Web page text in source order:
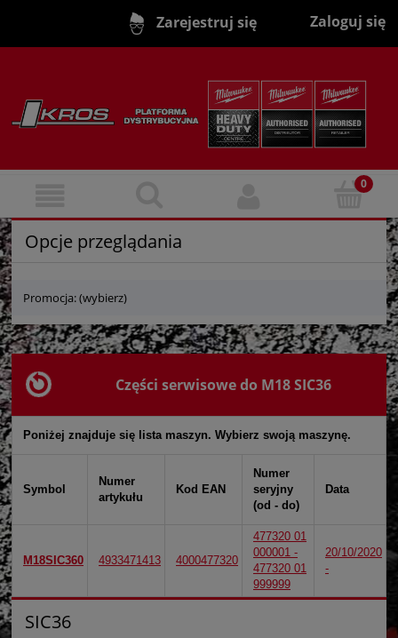
Zarejestruj się Zaloguj się
Opcje przeglądania
Promocja: (wybierz)
Części serwisowe do M18 SIC36
Poniżej znajduje się lista maszyn. Wybierz swoją maszynę.
Symbol
Numer
artykułu
Kod EAN
Numer
seryjny
(od - do)
Data
M18SIC360 4933471413 4000477320
477320 01
000001 -
477320 01
999999
20/10/2020
-
SIC36